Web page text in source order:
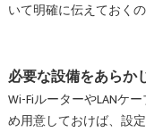
いて明確に伝えておく
必要な設備をあらか
Wi-FiルーターやLANケ
め用意しておけば、設